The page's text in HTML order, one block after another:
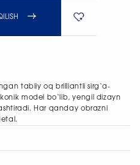
tabiiy oq brilliantli sirg‘a-
model bo‘lib, yengil dizayn
Har qanday obrazni